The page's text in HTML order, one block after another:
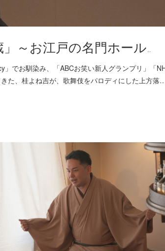
～お江戸の名門ホール…
でお馴染み、「ABCお笑い新人グランプリ」「
た、桂よね吉が、歌舞伎をパロディにした上方落